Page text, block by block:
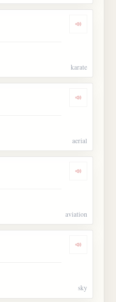
Dengarkan
karate
Dengarkan
aerial
Dengarkan
aviation
Dengarkan
sky